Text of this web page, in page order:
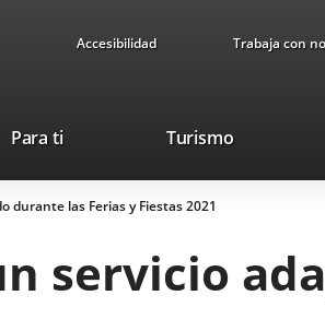
Accesibilidad Trabaja con
Para ti TurismoThis
will
pop-
durante las Ferias y Fiestas 2021
servicio